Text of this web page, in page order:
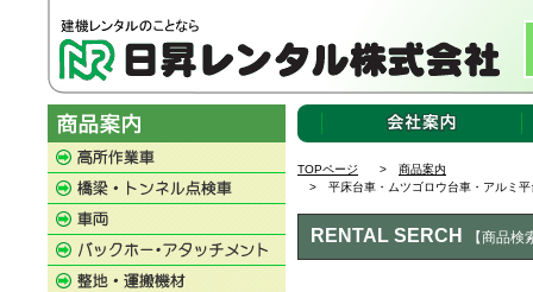
TOPページ > 商品案内
> 平床台車・ムツゴロウ台車・アルミ平
RENTAL SERCH 【商品検